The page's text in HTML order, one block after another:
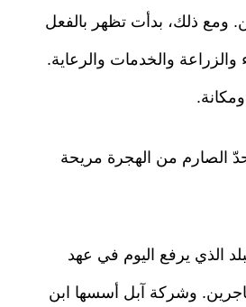
ومع ذلك، بدأت تظهر بالفعل
والخدمات والرعاية.
الصارم من الهجرة مريحة
الذي يرفع اليوم في عهد
وشركة آبل أسسها ابن